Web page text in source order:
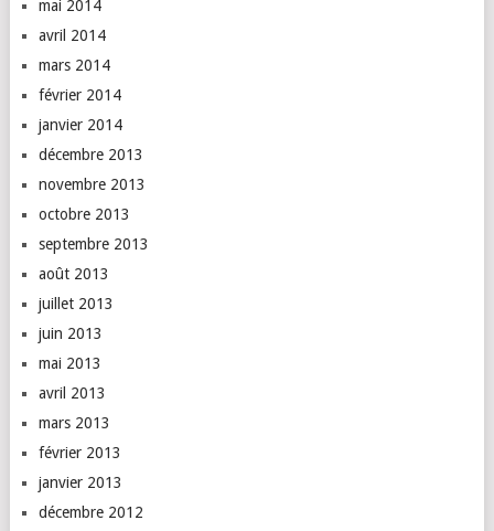
mai 2014
avril 2014
mars 2014
février 2014
janvier 2014
décembre 2013
novembre 2013
octobre 2013
septembre 2013
août 2013
juillet 2013
juin 2013
mai 2013
avril 2013
mars 2013
février 2013
janvier 2013
décembre 2012